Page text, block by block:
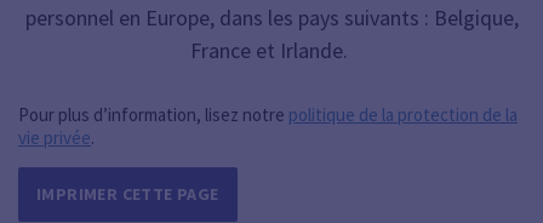
personnel en Europe, dans les pays suivants : Belgique,
France et Irlande.
Pour plus d’information, lisez notre politique de la protection de la
vie privée.
IMPRIMER CETTE PAGE